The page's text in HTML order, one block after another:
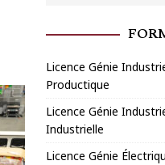
Licence Génie
Productique
Licence Génie
Industrielle
Licence Génie